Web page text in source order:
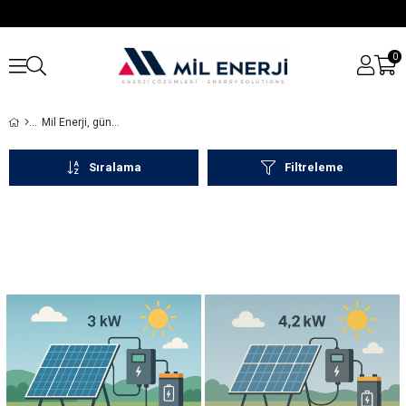
0
Mil Enerji, güneş enerji sistemleri, lityum batarya ve inverter çözümlerinde yüksek performanslı ürünler sunar. Bireysel ve profesyonel kullanım için güvenilir enerji çözümleri sağlar.
Filtreleme
Sıralama